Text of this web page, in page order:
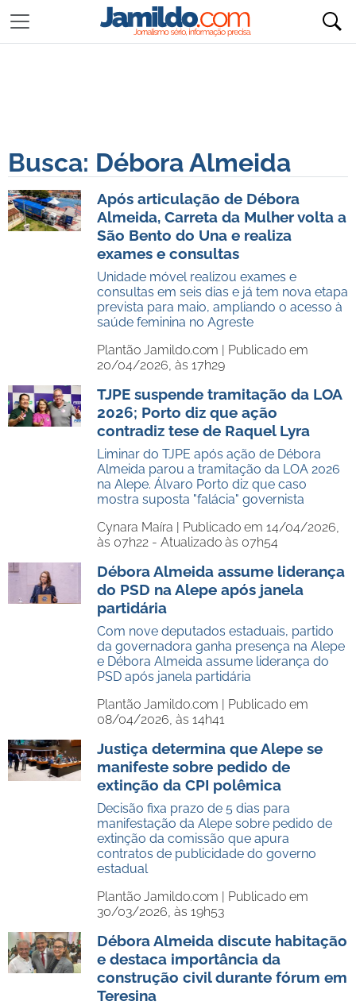
Busca: Débora Almeida
Após articulação de Débora
Almeida, Carreta da Mulher volta a
São Bento do Una e realiza
exames e consultas
Unidade móvel realizou exames e
consultas em seis dias e já tem nova etapa
prevista para maio, ampliando o acesso à
saúde feminina no Agreste
Plantão Jamildo.com | Publicado em
20/04/2026, às 17h29
TJPE suspende tramitação da LOA
2026; Porto diz que ação
contradiz tese de Raquel Lyra
Liminar do TJPE após ação de Débora
Almeida parou a tramitação da LOA 2026
na Alepe. Álvaro Porto diz que caso
mostra suposta "falácia" governista
Cynara Maíra | Publicado em 14/04/2026,
às 07h22 - Atualizado às 07h54
Débora Almeida assume liderança
do PSD na Alepe após janela
partidária
Com nove deputados estaduais, partido
da governadora ganha presença na Alepe
e Débora Almeida assume liderança do
PSD após janela partidária
Plantão Jamildo.com | Publicado em
08/04/2026, às 14h41
Justiça determina que Alepe se
manifeste sobre pedido de
extinção da CPI polêmica
Decisão fixa prazo de 5 dias para
manifestação da Alepe sobre pedido de
extinção da comissão que apura
contratos de publicidade do governo
estadual
Plantão Jamildo.com | Publicado em
30/03/2026, às 19h53
Débora Almeida discute habitação
e destaca importância da
construção civil durante fórum em
Teresina